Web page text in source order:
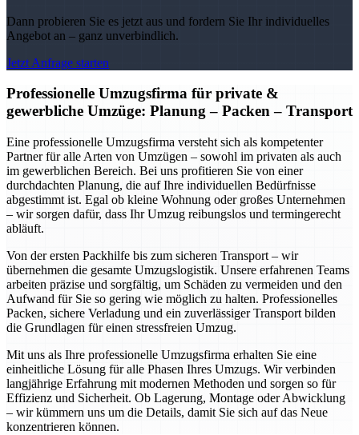
Dann probieren Sie es jetzt aus und fordern Sie Ihr individuelles
Angebot an – ganz unverbindlich.
Jetzt Anfrage starten
Professionelle Umzugsfirma für private &
gewerbliche Umzüge: Planung – Packen – Transport
Eine professionelle Umzugsfirma versteht sich als kompetenter
Partner für alle Arten von Umzügen – sowohl im privaten als auch
im gewerblichen Bereich. Bei uns profitieren Sie von einer
durchdachten Planung, die auf Ihre individuellen Bedürfnisse
abgestimmt ist. Egal ob kleine Wohnung oder großes Unternehmen
– wir sorgen dafür, dass Ihr Umzug reibungslos und termingerecht
abläuft.
Von der ersten Packhilfe bis zum sicheren Transport – wir
übernehmen die gesamte Umzugslogistik. Unsere erfahrenen Teams
arbeiten präzise und sorgfältig, um Schäden zu vermeiden und den
Aufwand für Sie so gering wie möglich zu halten. Professionelles
Packen, sichere Verladung und ein zuverlässiger Transport bilden
die Grundlagen für einen stressfreien Umzug.
Mit uns als Ihre professionelle Umzugsfirma erhalten Sie eine
einheitliche Lösung für alle Phasen Ihres Umzugs. Wir verbinden
langjährige Erfahrung mit modernen Methoden und sorgen so für
Effizienz und Sicherheit. Ob Lagerung, Montage oder Abwicklung
– wir kümmern uns um die Details, damit Sie sich auf das Neue
konzentrieren können.